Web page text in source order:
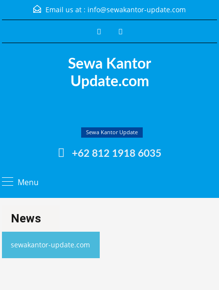
Email us at : info@sewakantor-update.com
Sewa Kantor
Update.com
Sewa Kantor Update
+62 812 1918 6035
Menu
News
sewakantor-update.com